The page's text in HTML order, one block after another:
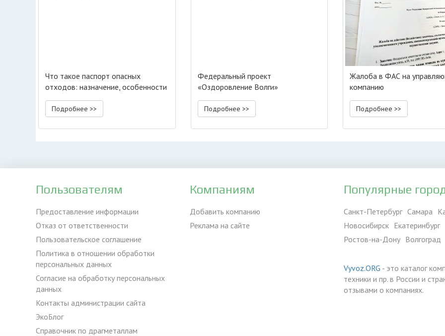
Что такое паспорт опасных
отходов: назначение, особенности
и алгоритм оформления
Подробнее >>
Федеральный проект
«Оздоровление Волги»
национального проекта «Экология»
Подробнее >>
Жалоба в ФАС на
компанию
Подробнее >>
Пользователям
Предоставление информации
Отказ от ответственности
Пользовательское соглашение
Политика в отношении обработки
персональных данных
Согласие на обработку персональных
данных
Контакты администрации сайта
ЭкоБлог
Справочник по драгметаллам
Компаниям
Добавить компанию
Реклама на сайте
Популярные
Санкт-Петербург Самара
Новосибирск Екатеринбург
Ростов-на-Дону Волгоград
Vyvoz.ORG - это каталог
техники и пр. в России и
отзывами о компаниях.